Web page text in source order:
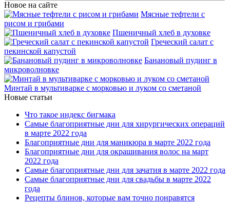
Новое на сайте
Мясные тефтели с
рисом и грибами
Пшеничный хлеб в духовке
Греческий салат с
пекинской капустой
Банановый пудинг в
микроволновке
Минтай в мультиварке с морковью и луком со сметаной
Новые статьи
Что такое индекс бигмака
Самые благоприятные дни для хирургических операций
в марте 2022 года
Благоприятные дни для маникюра в марте 2022 года
Благоприятные дни для окрашивания волос на март
2022 года
Самые благоприятные дни для зачатия в марте 2022 года
Самые благоприятные дни для свадьбы в марте 2022
года
Рецепты блинов, которые вам точно понравятся